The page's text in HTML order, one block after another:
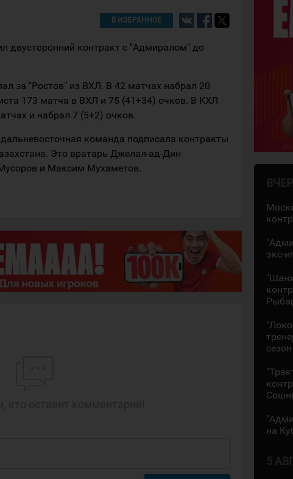
В ИЗБРАННОЕ
двусторонний контракт с "Адмиралом" до
за "Ростов" из ВХЛ. В 42 матчах набрал 20
173 матча в ВХЛ и 75 (41+34) очков. В КХЛ
и набрал 7 (5+2) очков.
команда подписала контракты
Это вратарь Джелал-ад-Дин
и Максим Мухаметов.
экс-
сезон
на
5